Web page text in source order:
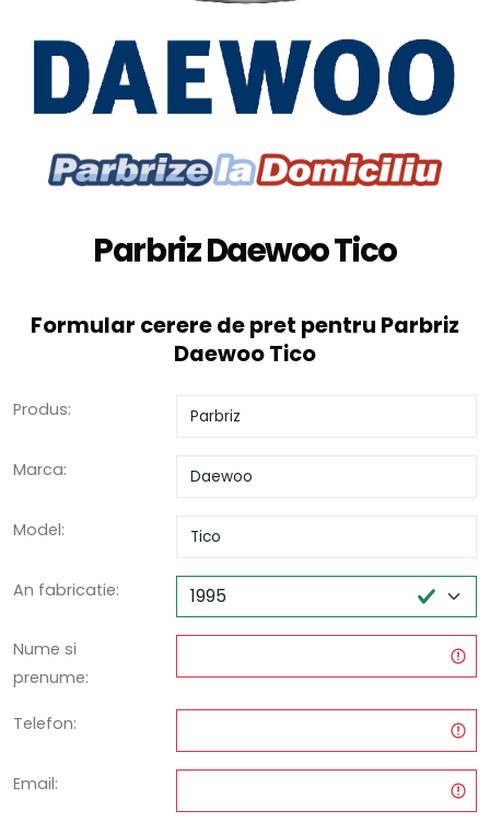
Parbriz Daewoo Tico
Formular cerere de pret pentru Parbriz
Daewoo Tico
Produs:
Marca:
Model:
An fabricatie:
Nume si
prenume:
Telefon:
Email: